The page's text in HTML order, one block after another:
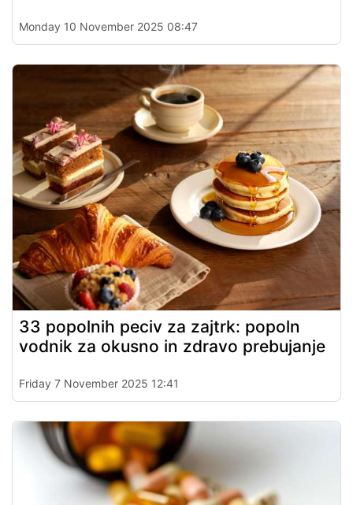
Monday 10 November 2025 08:47
33 popolnih peciv za zajtrk: popoln
vodnik za okusno in zdravo prebujanje
Friday 7 November 2025 12:41